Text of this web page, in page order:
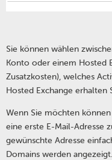
Sie können wählen
Konto oder einem Hosted
Zusatzkosten), welches
Hosted Exchange erhalten
Wenn Sie möchten
eine erste E-Mail-Adresse
gewünschte Adresse
Domains werden